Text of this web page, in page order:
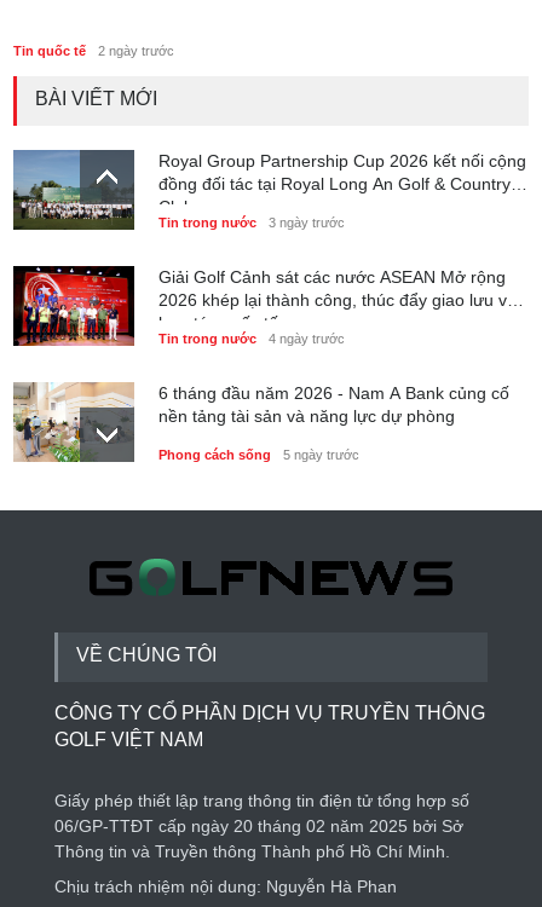
Tin quốc tế 2 ngày trước
BÀI VIẾT MỚI
Royal Group Partnership Cup 2026 kết nối cộng
đồng đối tác tại Royal Long An Golf & Country
Club
Tin trong nước 3 ngày trước
Giải Golf Cảnh sát các nước ASEAN Mở rộng
2026 khép lại thành công, thúc đẩy giao lưu và
hợp tác quốc tế
Tin trong nước 4 ngày trước
6 tháng đầu năm 2026 - Nam A Bank củng cố
nền tảng tài sản và năng lực dự phòng
Phong cách sống 5 ngày trước
Thành lập Trung tâm Giải mã lượng tử Quang
Phong cách sống 5 ngày trước
VỀ CHÚNG TÔI
CÔNG TY CỔ PHẦN DỊCH VỤ TRUYỀN THÔNG
GOLF VIỆT NAM
Giấy phép thiết lập trang thông tin điện tử tổng hợp số
06/GP-TTĐT cấp ngày 20 tháng 02 năm 2025 bởi Sở
Thông tin và Truyền thông Thành phố Hồ Chí Minh.
Chịu trách nhiệm nội dung: Nguyễn Hà Phan